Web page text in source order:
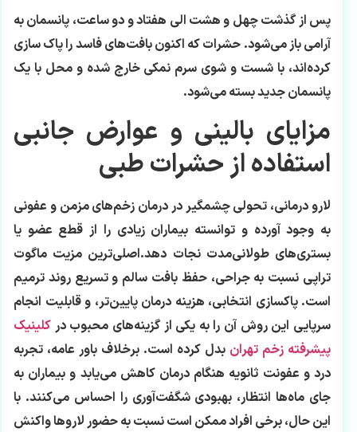
پس از گذشت چهل و هشت الی هفتاد و دو ساعت، پانسمان به
آرامی باز می‌شود. حشرات که اکنون بافت‌های فاسد را پاک سازی
کرده‌اند، با شست و شوی سرم نمکی خارج شده و محل با یک
پانسمان جدید بسته می‌شود.
مزایای بالینی و عوارض جانبی
استفاده از حشرات طبی
لارو درمانی، تحولی چشمگیر در درمان زخم‌های مزمن و عفونی
به وجود آورده و توانسته بیماران زیادی را از قطع عضو یا
بستری‌های طولانی‌مدت نجات دهد.اصلی‌ترین مزیت ماگوت
تراپی نسبت به جراحی، حفظ بافت سالم و تسریع روند ترمیم
است. پاکسازی انتخابی، هزینه درمان پایین‌تر، و قابلیت انجام
سرپایی این روش آن را به یکی از گزینه‌های محبوب در کلینیک‌
پیشرفته زخم تهرانبدل کرده است. برخلاف باور عامه، تجربه
درد و عفونت ثانویه هنگام درمان کاهش می‌یابد و بیماران به
جای ماه‌ها انتظار، بهبودی شگفت‌آوری را احساس می‌کنند. با
این حال، برخی افراد ممکن است نسبت به حضور لاروها واکنش